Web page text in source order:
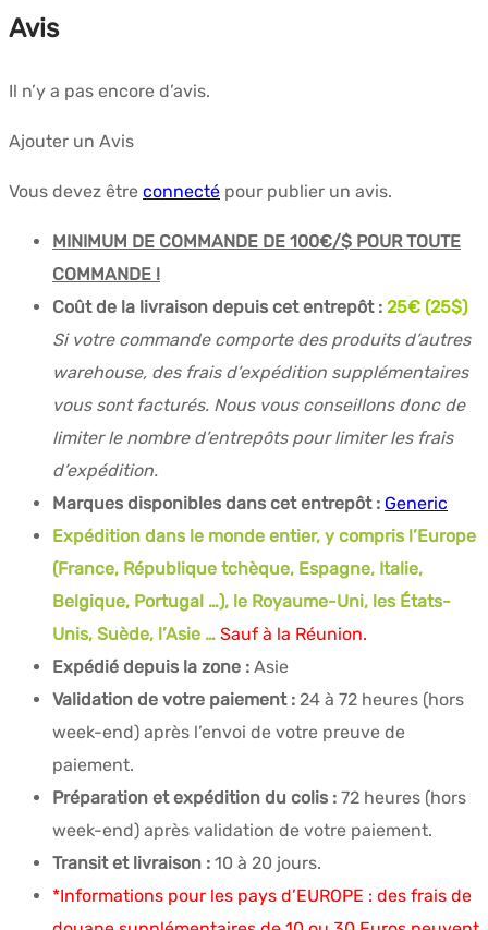
Avis
Il n’y a pas encore d’avis.
Ajouter un Avis
Vous devez être connecté pour publier un avis.
MINIMUM DE COMMANDE DE 100€/$ POUR TOUTE
COMMANDE !
Coût de la livraison depuis cet entrepôt : 25€ (25$)
Si votre commande comporte des produits d’autres
warehouse, des frais d’expédition supplémentaires
vous sont facturés. Nous vous conseillons donc de
limiter le nombre d’entrepôts pour limiter les frais
d’expédition.
Marques disponibles dans cet entrepôt : Generic
Expédition dans le monde entier, y compris l’Europe
(France, République tchèque, Espagne, Italie,
Belgique, Portugal …), le Royaume-Uni, les États-
Unis, Suède, l’Asie … Sauf à la Réunion.
Expédié depuis la zone : Asie
Validation de votre paiement : 24 à 72 heures (hors
week-end) après l’envoi de votre preuve de
paiement.
Préparation et expédition du colis : 72 heures (hors
week-end) après validation de votre paiement.
Transit et livraison : 10 à 20 jours.
*Informations pour les pays d’EUROPE : des frais de